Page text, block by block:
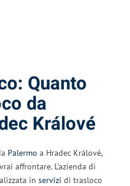
Quanto
da
Králové
Palermo a Hradec Králové,
affrontare. L’azienda di
in servizi di trasloco